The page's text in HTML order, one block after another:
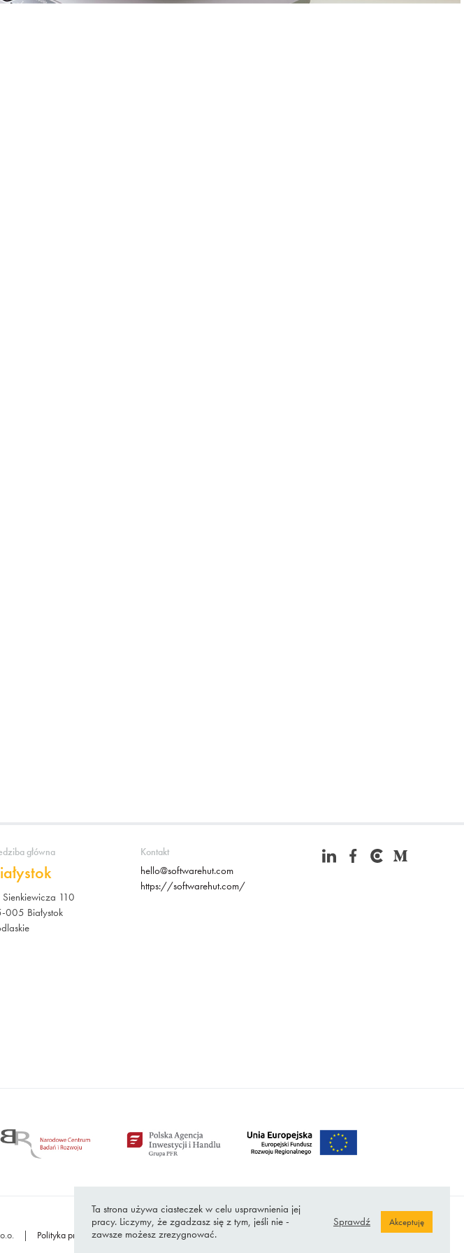
główna
Sienkiewicza 110
005 Białystok
Kontakt
hello@softwarehut.com
https://softwarehut.com/
| Polityka prywatności
Ta strona używa ciasteczek w celu usprawnienia jej
pracy. Liczymy, że zgadzasz się z tym, jeśli nie -
zawsze możesz zrezygnować.
Sprawdź Akceptuję